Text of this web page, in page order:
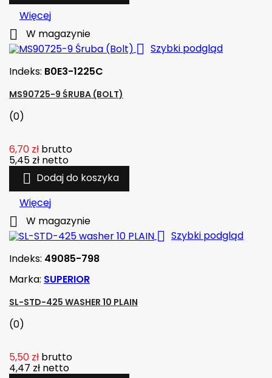
Więcej
 W magazynie
 Szybki podgląd
Indeks: B0E3-1225C
MS90725-9 ŚRUBA (BOLT)
(0)
6,70 zł brutto
5,45 zł netto
 Dodaj do koszyka
Więcej
 W magazynie
 Szybki podgląd
Indeks: 49085-798
Marka: SUPERIOR
SL-STD-425 WASHER 10 PLAIN
(0)
5,50 zł brutto
4,47 zł netto